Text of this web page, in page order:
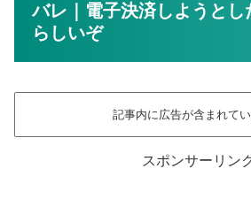
バレ｜電子決済しようとし
らしいぞ
記事内に広告が含まれてい
スポンサーリン